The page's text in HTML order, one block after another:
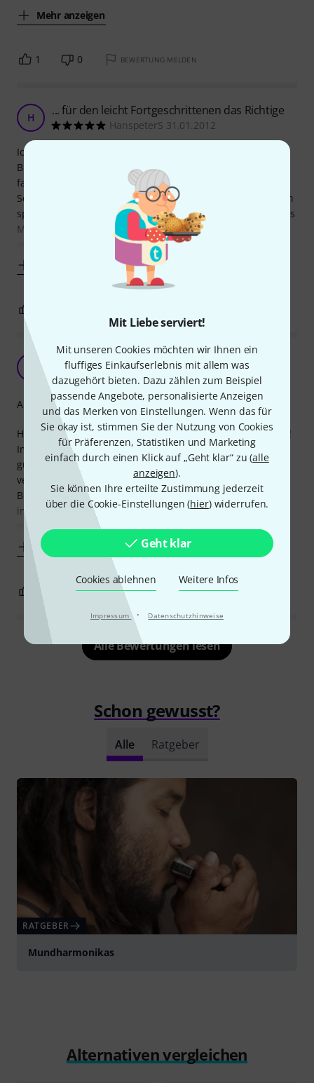
Mit Liebe serviert!
Mit unseren Cookies möchten wir Ihnen ein
fluffiges Einkaufserlebnis mit allem was
dazugehört bieten. Dazu zählen zum Beispiel
passende Angebote, personalisierte Anzeigen
und das Merken von Einstellungen. Wenn das für
Sie okay ist, stimmen Sie der Nutzung von Cookies
für Präferenzen, Statistiken und Marketing
einfach durch einen Klick auf „Geht klar“ zu (alle
anzeigen).
Sie können Ihre erteilte Zustimmung jederzeit
über die Cookie-Einstellungen (hier) widerrufen.
Geht klar
Cookies ablehnen Weitere Infos
Impressum · Datenschutzhinweise
Mehr anzeigen
1 0 BEWERTUNG MELDEN
H ... für den leicht Fortgeschrittenen das Richtige
HanspeterS 31.01.2012
Ich habe mir dieses Songbook gekauft, als ich mit der
Bluesharpschule von D. Kropp zur Hälfte durch war. Da
fand ich es noch zu schwierig. Nun (im letzten Fünftel der
Schule) ist es genau die richtige Fortführung und wird mich
spieltechnisch sicher noch einige Monate begleiten. Kleines
Manko: Es ist ziemlich fest gebunden; eine Spiralbindung
wäre praktischer. Aber mit
Voggenreiter Blues Harp Book
Joachim M. 31.10.2009
Hallo Ich habe mir vor kurzer Zeit dieses Songbook gekauft!
Im Songbook ist vieles ausführlich erklärt! Was besonders
gut ist das vieles anhand diverser Bilder nochmals
veranschaulicht wird! Vom spielen her würde ich dieses
Buch von leicht biss mittel schwierig einstufen, wobei man
im bending schon etwas geübt sein sollte! Was mich nicht
so begeistert ist, dass mein
Mehr anzeigen
Arrangement
0 BEWERTUNG MELDEN
Alle Bewertungen lesen
Schon gewusst?
Alle Ratgeber
RATGEBER
Mundharmonikas
Alternativen vergleichen